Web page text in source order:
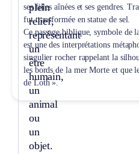
plein
relief,
représentant
un
être
humain,
un
animal
ou
un
objet.
ses filles aînées et ses gendres.
fut transformée en statue de sel.
Ce passage biblique, symbole de
est une des interprétations
singulier rocher rappelant la
les bords de la mer Morte et que
de Loth ».